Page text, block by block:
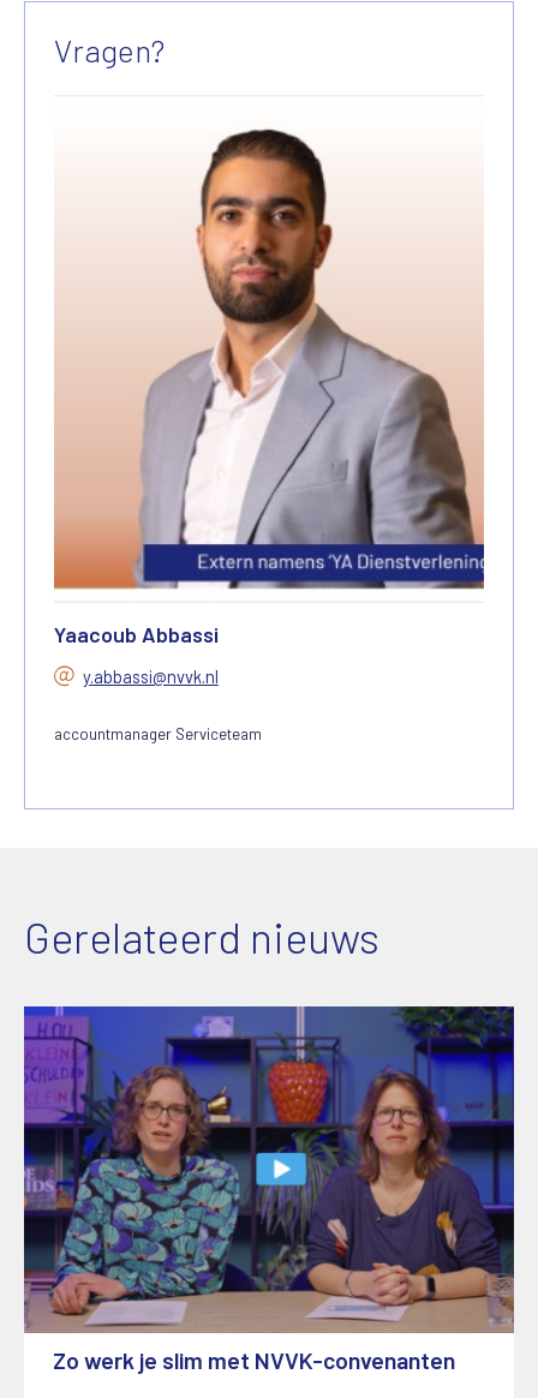
Vragen?
Yaacoub Abbassi
y.abbassi@nvvk.nl
accountmanager Serviceteam
Gerelateerd nieuws
Zo werk je slim met NVVK-convenanten